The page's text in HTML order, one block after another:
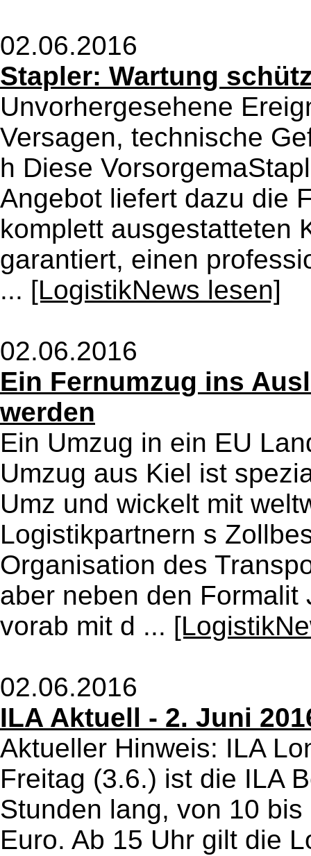
02.06.2016
Stapler: Wartung
Unvorhergesehene
Versagen, technische
h Diese
Angebot liefert dazu die
komplett ausgestatteten
garantiert, einen
... [LogistikNews lesen]
02.06.2016
Ein Fernumzug ins
werden
Ein Umzug in ein EU
Umzug aus Kiel ist
Umz und wickelt mit
Logistikpartnern s
Organisation des
aber neben den
vorab mit d ...
02.06.2016
ILA Aktuell - 2. Juni
Aktueller Hinweis: ILA
Freitag (3.6.) ist die ILA
Stunden lang, von 10
Euro. Ab 15 Uhr gilt die